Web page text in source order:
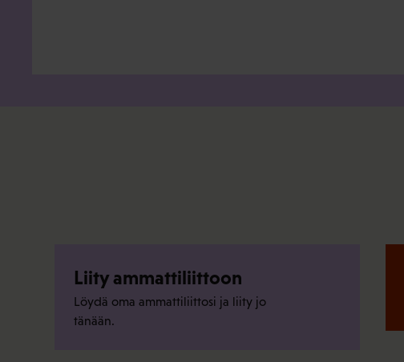
Liity ammattiliittoon
Löydä oma ammattiliittosi ja liity jo
tänään.